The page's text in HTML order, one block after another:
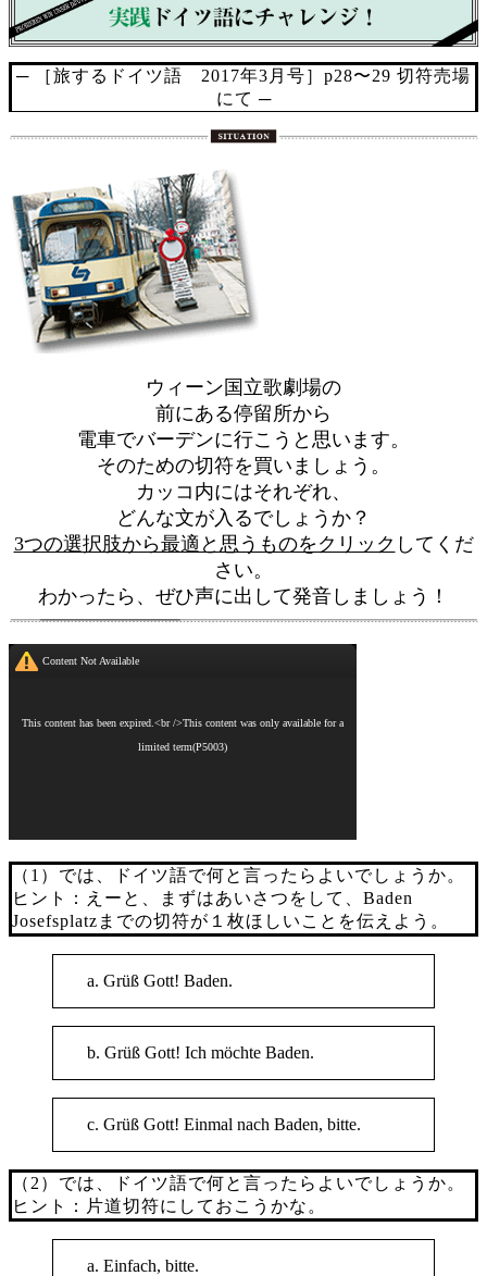
─ ［旅するドイツ語 2017年3月号］p28〜29 切符売場
にて ─
ウィーン国立歌劇場の
前にある停留所から
電車でバーデンに行こうと思います。
そのための切符を買いましょう。
カッコ内にはそれぞれ、
どんな文が入るでしょうか？
3つの選択肢から最適と思うものをクリック してくだ
さい。
わかったら、ぜひ声に出して発音しましょう！
（1）では、ドイツ語で何と言ったらよいでしょうか。
ヒント：えーと、まずはあいさつをして、Baden
Josefsplatzまでの切符が１枚ほしいことを伝えよう。
a. Grüß Gott! Baden.
b. Grüß Gott! Ich möchte Baden.
c. Grüß Gott! Einmal nach Baden, bitte.
（2）では、ドイツ語で何と言ったらよいでしょうか。
ヒント：片道切符にしておこうかな。
a. Einfach, bitte.